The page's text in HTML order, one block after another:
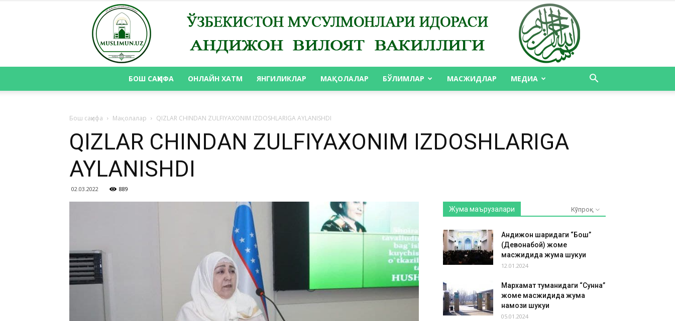
ВАКИЛЛИГИ
БОШ САҲИФА ОНЛАЙН ХАТМ ЯНГИЛИКЛАР МАҚОЛАЛАР БЎЛИМЛАР МАСЖИДЛАР МЕДИА
Бош саҳифа Мақолалар QIZLAR CHINDAN ZULFIYAXONIM IZDOSHLARIGA AYLANISHDI
QIZLAR CHINDAN ZULFIYAXONIM IZDOSHLARIGA
AYLANISHDI
02.03.2022 889
Жума маърузалари Кўпроқ
Андижон шаҳридаги “Бош”
(Девонабой) жоме
масжидида жума шукуҳи
12.01.2024
Мархамат туманидаги “Сунна”
жоме масжидида жума
намози шукуҳи
05.01.2024